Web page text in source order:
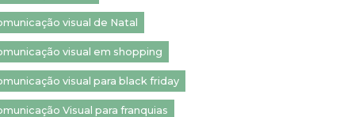
visual de Natal
visual em shopping
visual para black friday
Visual para franquias